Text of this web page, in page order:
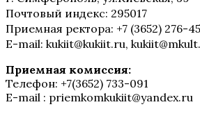
Почтовый индекс: 295017
Приемная ректора: +7 (3652) 276-
E-mail: kukiit@kukiit.ru,
Приемная комиссия:
Телефон: +7(3652) 733-091
E-mail : priemkomkukiit@yandex.ru